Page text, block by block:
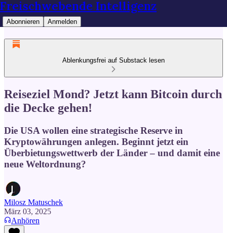
Freischwebende Intelligenz
Abonnieren Anmelden
Ablenkungsfrei auf Substack lesen
Reiseziel Mond? Jetzt kann Bitcoin durch
die Decke gehen!
Die USA wollen eine strategische Reserve in
Kryptowährungen anlegen. Beginnt jetzt ein
Überbietungswettwerb der Länder – und damit eine
neue Weltordnung?
Milosz Matuschek
März 03, 2025
Anhören